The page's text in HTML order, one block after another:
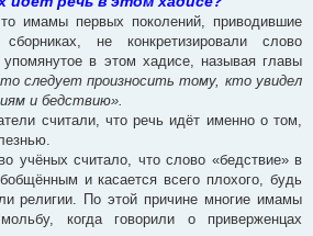
имамы первых поколений, приводившие
не конкретизировали слово
упомянутое в этом хадисе, называя главы
следует произносить тому, кто увидел
и бедствию».
считали, что речь идёт именно о том,
учёных считало, что слово «бедствие» в
и касается всего плохого, будь
религии. По этой причине многие имамы
когда говорили о приверженцах